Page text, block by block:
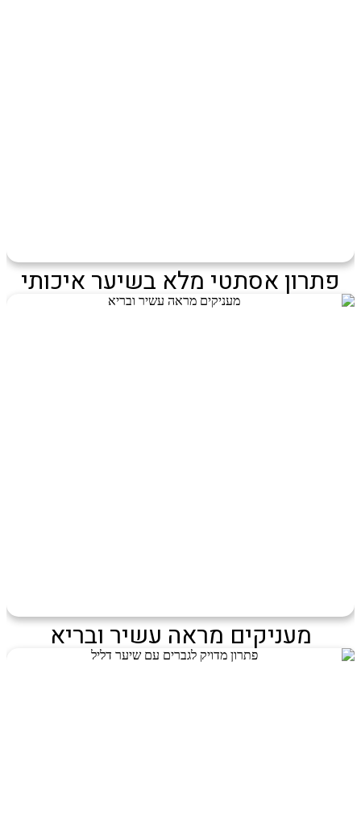
פתרון אסתטי מלא בשיער איכותי
מעניקים מראה עשיר ובריא